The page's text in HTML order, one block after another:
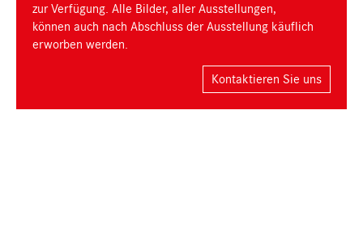
zur Verfügung. Alle Bilder, aller Ausstellungen,
können auch nach Abschluss der Ausstellung käuflich
erworben werden.
Kontaktieren Sie uns